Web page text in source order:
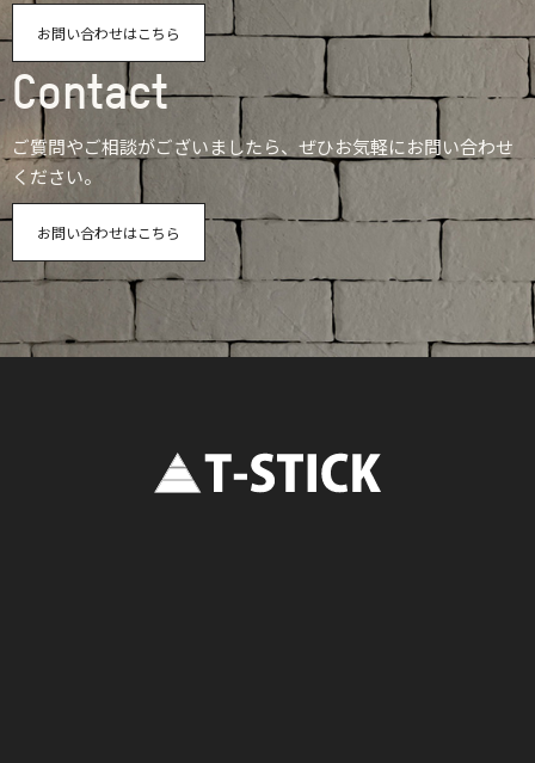
お問い合わせはこちら
Contact
ご質問やご相談がございましたら、ぜひお気軽にお問い合わせ
ください。
お問い合わせはこちら